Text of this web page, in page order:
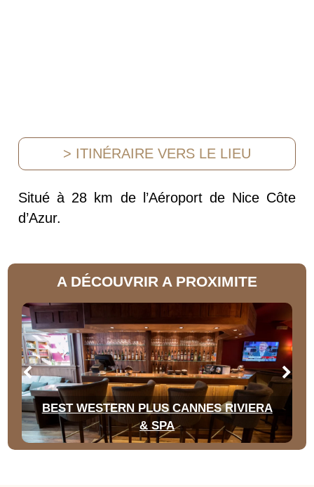
> ITINÉRAIRE VERS LE LIEU
Situé à 28 km de l’Aéroport de Nice Côte
d’Azur.
A DÉCOUVRIR A PROXIMITE
BEST WESTERN PLUS CANNES RIVIERA
& SPA